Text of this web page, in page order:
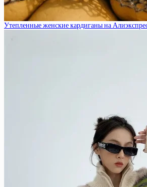
Утепленные женские кардиганы на